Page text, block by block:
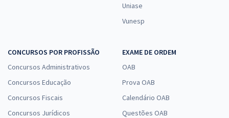
Uniase
Vunesp
CONCURSOS POR PROFISSÃO
Concursos Administrativos
Concursos Educação
Concursos Fiscais
Concursos Jurídicos
EXAME DE ORDEM
OAB
Prova OAB
Calendário OAB
Questões OAB